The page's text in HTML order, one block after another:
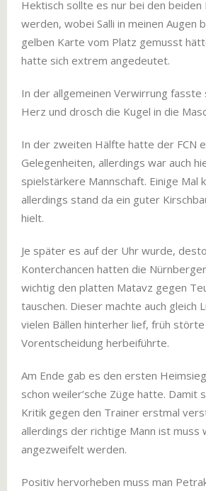
Hektisch sollte es nur bei den
werden, wobei Salli in meinen Augen
gelben Karte vom Platz gemusst
hatte sich extrem angedeutet.
In der allgemeinen Verwirrung fasste
Herz und drosch die Kugel in die
In der zweiten Hälfte hatte der FCN
Gelegenheiten, allerdings war auch
spielstärkere Mannschaft. Einige Mal
allerdings stand da ein guter
hielt.
Je später es auf der Uhr wurde,
Konterchancen hatten die
wichtig den platten Matavz gegen
tauschen. Dieser machte auch gleich
vielen Bällen hinterher lief, früh
Vorentscheidung herbeiführte.
Am Ende gab es den ersten
schon weiler’sche Züge hatte. Damit
Kritik gegen den Trainer erstmal
allerdings der richtige Mann ist muss
angezweifelt werden.
Positiv hervorheben muss man